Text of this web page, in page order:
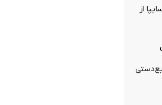
از